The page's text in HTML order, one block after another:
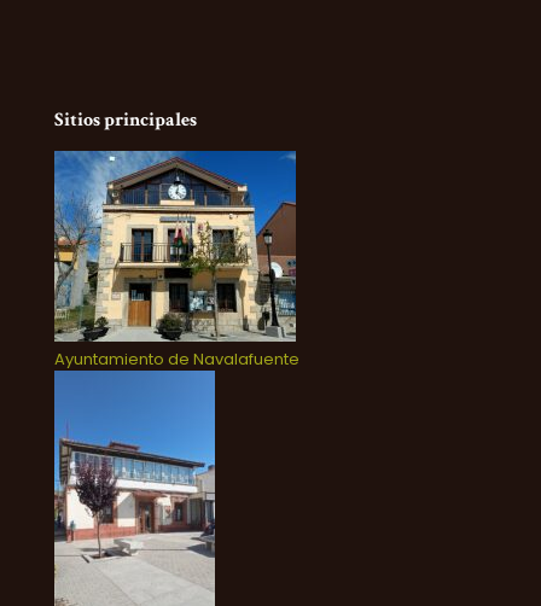
Sitios principales
Ayuntamiento de Navalafuente